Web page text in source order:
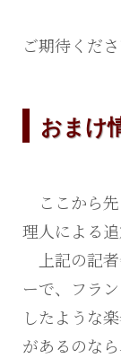
ご期待くださ
おまけ
ここから
理人による追
上記の記者
ーで、フラ
したような
があるのな